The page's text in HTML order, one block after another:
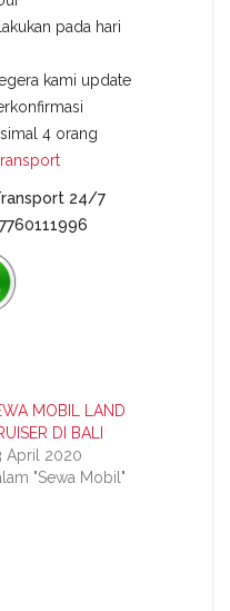
pada hari
kami update
4 orang
24/7
MOBIL LAND
DI BALI
April 2020
"Sewa Mobil"